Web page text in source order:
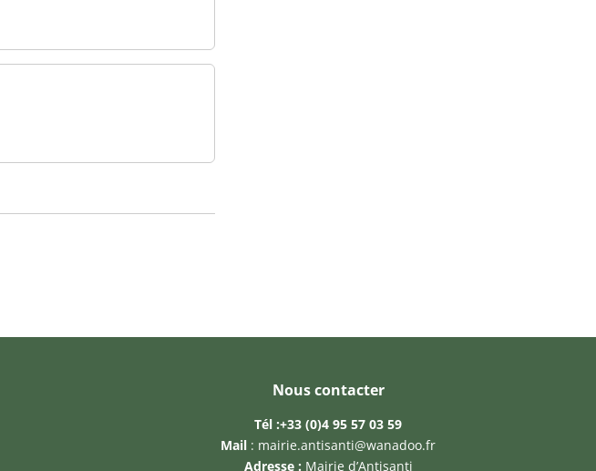
Nous contacter
Tél :+33 (0)4 95 57 03 59
Mail : mairie.antisanti@wanadoo.fr
Adresse : Mairie d’Antisanti